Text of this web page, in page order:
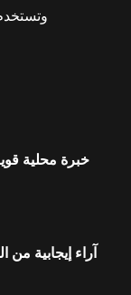
خبرة محلية
آراء إيجابية من